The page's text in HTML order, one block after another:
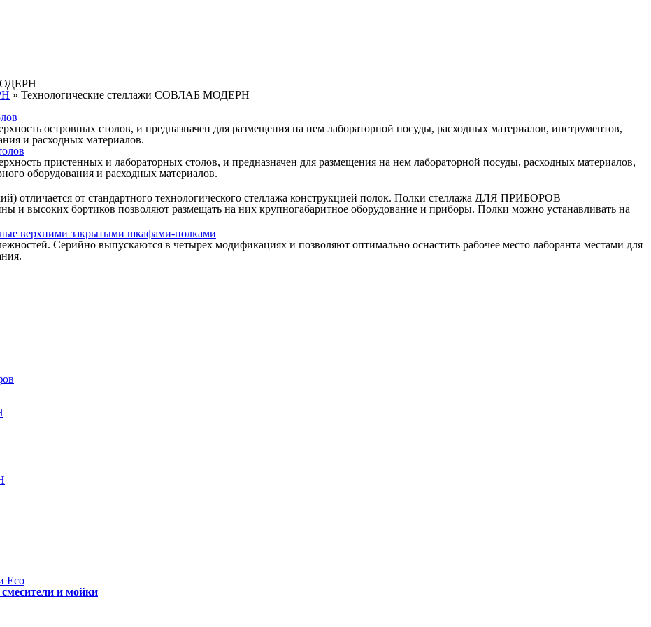
» Технологические стеллажи СОВЛАБ МОДЕРН
островных столов, и предназначен для размещения на нем лабораторной посуды, расходных материалов, инструментов,
и расходных материалов.
пристенных и лабораторных столов, и предназначен для размещения на нем лабораторной посуды, расходных материалов,
оборудования и расходных материалов.
от стандартного технологического стеллажа конструкцией полок. Полки стеллажа ДЛЯ ПРИБОРОВ
и высоких бортиков позволяют размещать на них крупногабаритное оборудование и приборы. Полки можно устанавливать на
верхними закрытыми шкафами-полками
Серийно выпускаются в четырех модификациях и позволяют оптимально оснастить рабочее место лаборанта местами для
Eco
и мойки